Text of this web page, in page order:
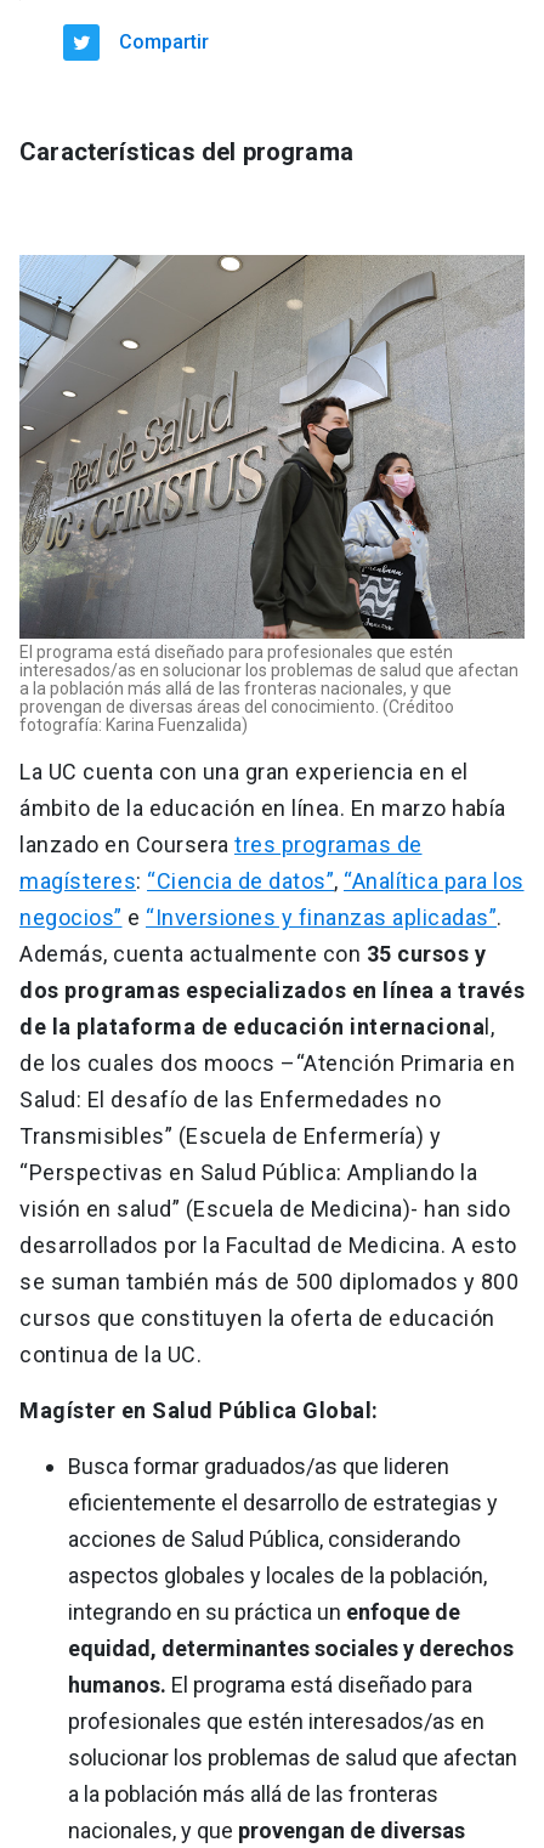
Compartir
Características del programa
El programa está diseñado para profesionales que estén
interesados/as en solucionar los problemas de salud que afectan
a la población más allá de las fronteras nacionales, y que
provengan de diversas áreas del conocimiento. (Créditoo
fotografía: Karina Fuenzalida)
La UC cuenta con una gran experiencia en el
ámbito de la educación en línea. En marzo había
lanzado en Coursera tres programas de
magísteres: “Ciencia de datos”, “Analítica para los
negocios” e “Inversiones y finanzas aplicadas”.
Además, cuenta actualmente con 35 cursos y
dos programas especializados en línea a través
de la plataforma de educación internaciona l,
de los cuales dos moocs –“Atención Primaria en
Salud: El desafío de las Enfermedades no
Transmisibles” (Escuela de Enfermería) y
“Perspectivas en Salud Pública: Ampliando la
visión en salud” (Escuela de Medicina)- han sido
desarrollados por la Facultad de Medicina. A esto
se suman también más de 500 diplomados y 800
cursos que constituyen la oferta de educación
continua de la UC.
Magíster en Salud Pública Global:
Busca formar graduados/as que lideren
eficientemente el desarrollo de estrategias y
acciones de Salud Pública, considerando
aspectos globales y locales de la población,
integrando en su práctica un enfoque de
equidad, determinantes sociales y derechos
humanos. El programa está diseñado para
profesionales que estén interesados/as en
solucionar los problemas de salud que afectan
a la población más allá de las fronteras
nacionales, y que provengan de diversas